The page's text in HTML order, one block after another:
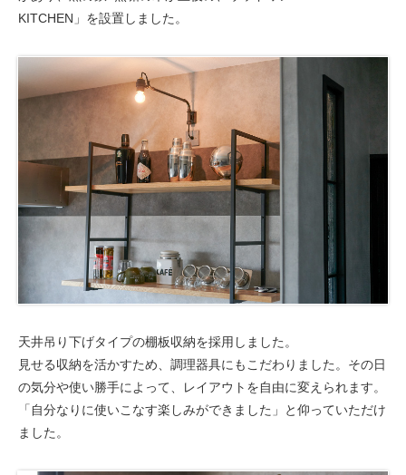
KITCHEN」を設置しました。
天井吊り下げタイプの棚板収納を採用しました。
見せる収納を活かすため、調理器具にもこだわりました。その日
の気分や使い勝手によって、レイアウトを自由に変えられます。
「自分なりに使いこなす楽しみができました」と仰っていただけ
ました。